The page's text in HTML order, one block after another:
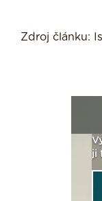
Zdroj článku:
ji